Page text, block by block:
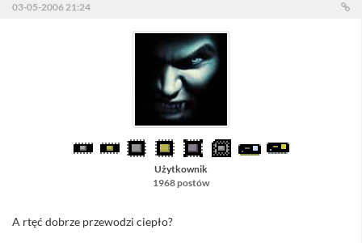
03-05-2006 21:24
Użytkownik
1968 postów
A rtęć dobrze przewodzi ciepło?